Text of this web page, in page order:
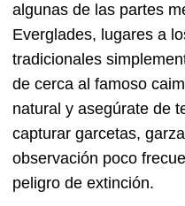
algunas de las partes
Everglades, lugares a
tradicionales
de cerca al famoso
natural y asegúrate de
capturar garcetas,
observación poco
peligro de extinción.